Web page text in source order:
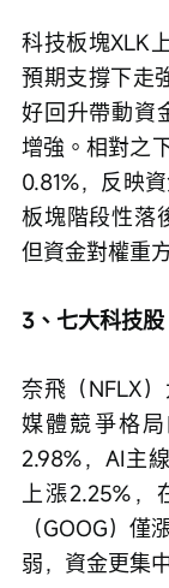
科技板塊XLK
預期支撐下走
好回升帶動資
增強。相對之
0.81%，反映
板塊階段性落
但資金對權重
3、七大科技股
奈飛（NFLX
媒體競爭格
2.98%，AI主
上漲2.25%，
（GOOG）
弱，資金更集